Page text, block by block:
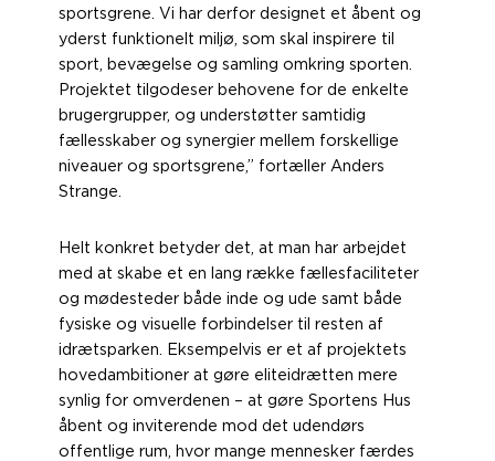
sportsgrene. Vi har derfor designet et åbent og
yderst funktionelt miljø, som skal inspirere til
sport, bevægelse og samling omkring sporten.
Projektet tilgodeser behovene for de enkelte
brugergrupper, og understøtter samtidig
fællesskaber og synergier mellem forskellige
niveauer og sportsgrene,” fortæller Anders
Strange.
Helt konkret betyder det, at man har arbejdet
med at skabe et en lang række fællesfaciliteter
og mødesteder både inde og ude samt både
fysiske og visuelle forbindelser til resten af
idrætsparken. Eksempelvis er et af projektets
hovedambitioner at gøre eliteidrætten mere
synlig for omverdenen – at gøre Sportens Hus
åbent og inviterende mod det udendørs
offentlige rum, hvor mange mennesker færdes